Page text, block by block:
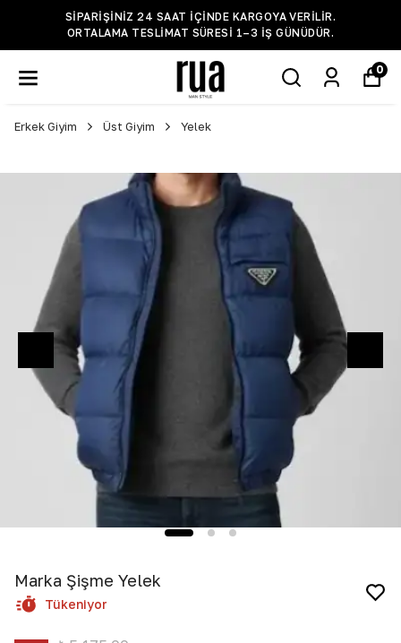
SIPARIŞINIZ 24 SAAT IÇINDE KARGOYA VERILIR.
ORTALAMA TESLIMAT SÜRESI 1–3 IŞ GÜNÜDÜR.
0
Erkek Giyim Üst Giyim Yelek
Marka Şişme Yelek
Tükeniyor